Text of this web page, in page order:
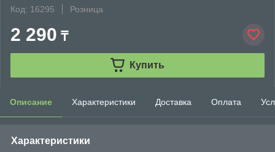
Код: 16295
Розница
2 290 ₸
Купить
Описание Характеристики Доставка Оплата
Характеристики